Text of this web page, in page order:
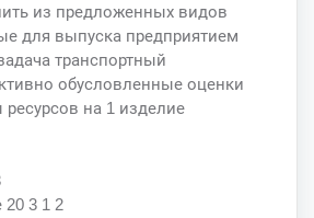
из предложенных видов
для выпуска предприятием
транспортный
обусловленные оценки
ресурсов на 1 изделие
20 3 1 2